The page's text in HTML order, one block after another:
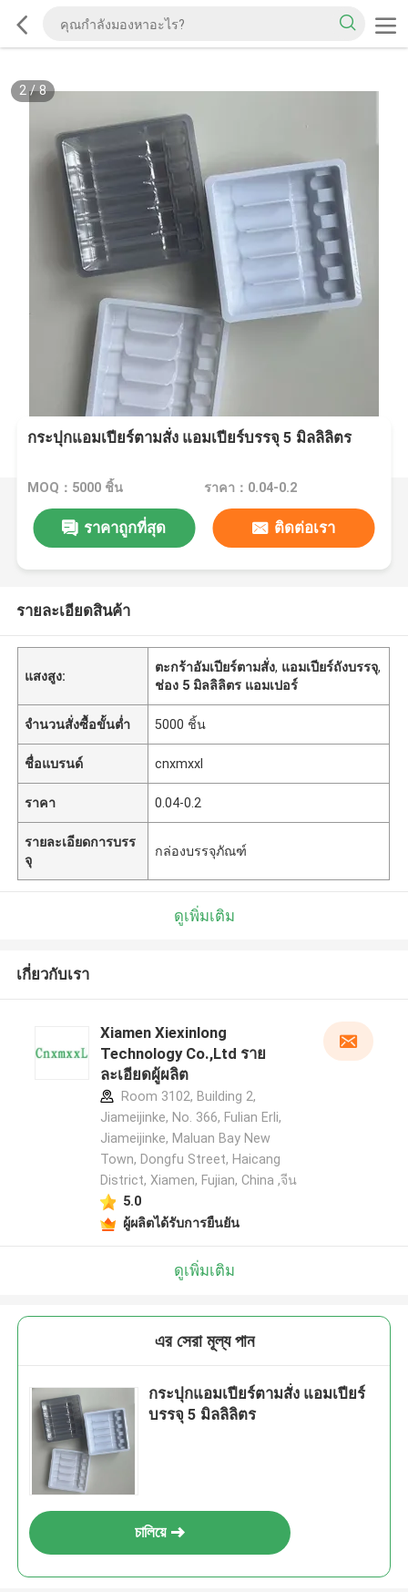
2/8
กระปุกแอมเปียร์ตามสั่ง แอมเปียร์บรรจุ 5 มิลลิลิตร
MOQ：5000 ชิ้น ราคา：0.04-0.2
ราคาถูกที่สุด ติดต่อเรา
รายละเอียดสินค้า
แสงสูง:
ตะกร้าอัมเปียร์ตามสั่ง, แอมเปียร์ถังบรรจุ,
ช่อง 5 มิลลิลิตร แอมเปอร์
จำนวนสั่งซื้อขั้นต่ำ 5000 ชิ้น
ชื่อแบรนด์ cnxmxxl
ราคา 0.04-0.2
รายละเอียดการบรร
จุ
กล่องบรรจุภัณฑ์
ดูเพิ่มเติม
เกี่ยวกับเรา
Xiamen Xiexinlong
Technology Co.,Ltd ราย
ละเอียดผู้ผลิต
Room 3102, Building 2,
Jiameijinke, No. 366, Fulian Erli,
Jiameijinke, Maluan Bay New
Town, Dongfu Street, Haicang
District, Xiamen, Fujian, China ,จีน
5.0
ผู้ผลิตได้รับการยืนยัน
ดูเพิ่มเติม
এর সেরা মূল্য পান
กระปุกแอมเปียร์ตามสั่ง แอมเปียร์
บรรจุ 5 มิลลิลิตร
চালিয়ে